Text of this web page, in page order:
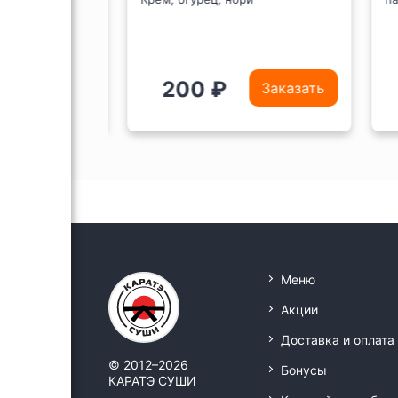
200 ₽ Заказать
© 2012–2026
КАРАТЭ СУШИ
Меню
Акции
Доставка и оплата
Бонусы